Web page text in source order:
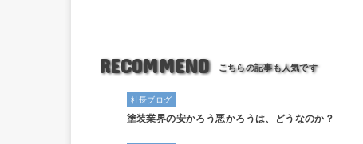
RECOMMEND
社長ブログ
塗装業界の安かろう悪かろうは、どうなのか？